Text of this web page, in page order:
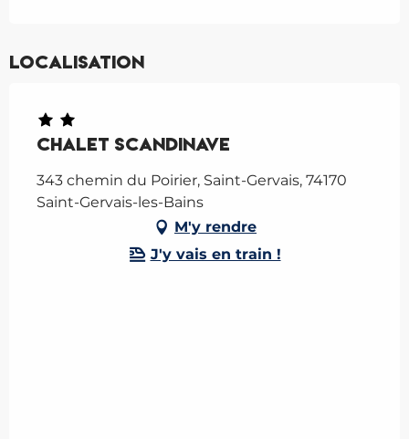
Localisation
Chalet Scandinave
343 chemin du Poirier, Saint-Gervais, 74170
Saint-Gervais-les-Bains
M'y rendre
J'y vais en train !